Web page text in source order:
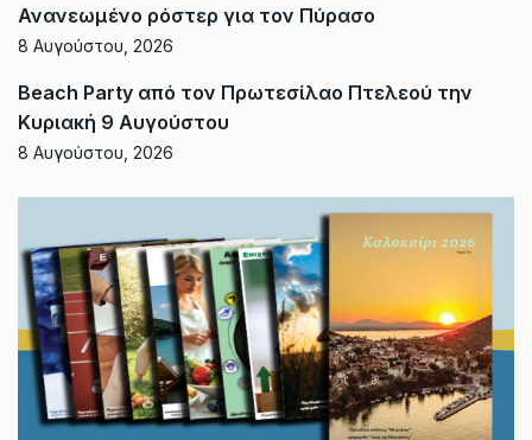
Ανανεωμένο ρόστερ για τον Πύρασο
8 Αυγούστου, 2026
Beach Party από τον Πρωτεσίλαο Πτελεού την
Κυριακή 9 Αυγούστου
8 Αυγούστου, 2026